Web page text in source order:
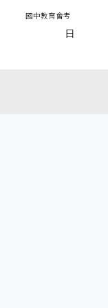
國中教育會考
日